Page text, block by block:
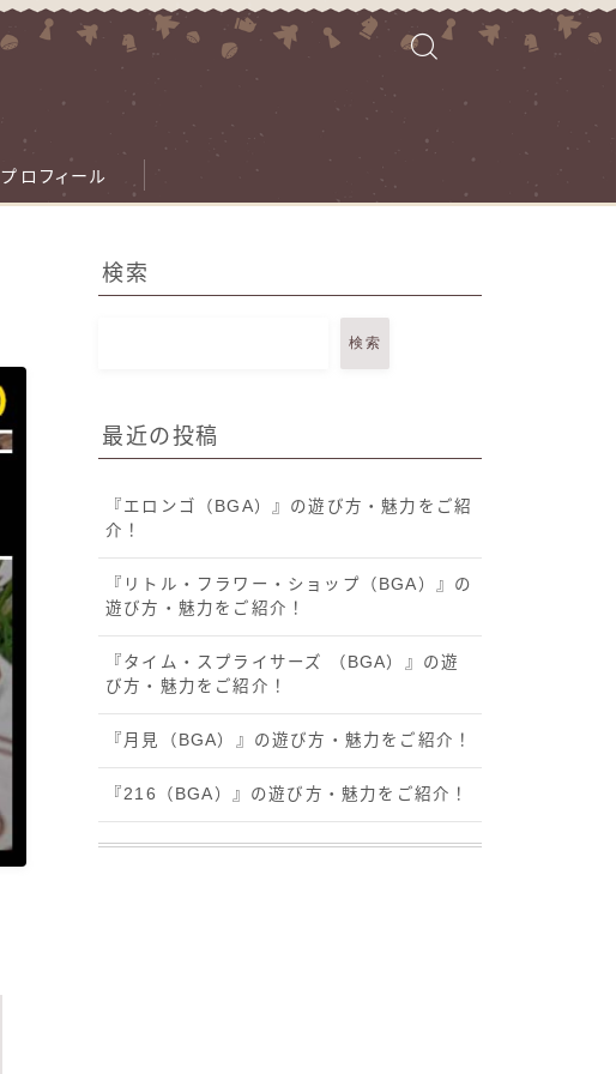
プロフィール
検索
検索
最近の投稿
『エロンゴ（BGA）』の遊び方・魅力をご紹
介！
『リトル・フラワー・ショップ（BGA）』の
遊び方・魅力をご紹介！
『タイム・スプライサーズ （BGA）』の遊
び方・魅力をご紹介！
『月見（BGA）』の遊び方・魅力をご紹介！
『216（BGA）』の遊び方・魅力をご紹介！